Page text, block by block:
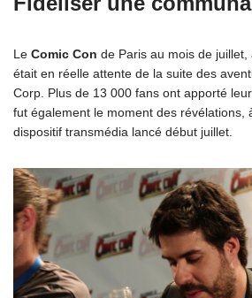
Le Comic Con de Paris au mois de
était en réelle attente de la suite des
Corp. Plus de 13 000 fans ont apporté
fut également le moment des révélations,
dispositif transmédia lancé début juillet.